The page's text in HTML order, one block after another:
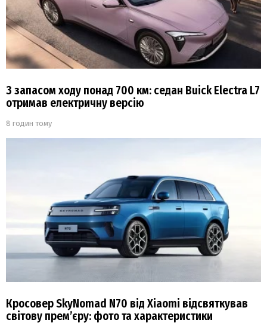
З запасом ходу понад 700 км: седан Buick Electra L7
отримав електричну версію
8 годин тому
Кросовер SkyNomad N70 від Xiaomi відсвяткував
світову прем’єру: фото та характеристики